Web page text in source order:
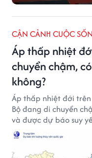
CẬN CẢNH CUỘC
Áp thấp nhiệt
chuyển chậm,
không?
Áp thấp nhiệt đới
Bộ đang di chuyển
và được dự báo suy